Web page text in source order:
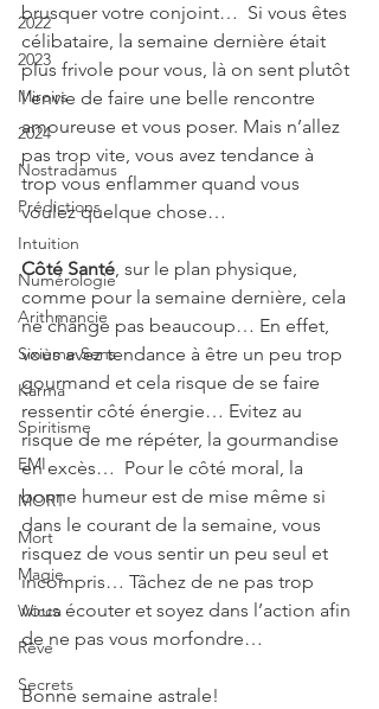
2022
2023
Miroirs
2024
Nostradamus
Prédictions
Intuition
Numérologie
Arithmancie
Sixième Sens
Karma
Spiritisme
EMI
MORT
Mort
Magie
Wicca
Rêve
Secrets
brusquer votre conjoint…  Si vous êtes
célibataire, la semaine dernière était
plus frivole pour vous, là on sent plutôt
l’envie de faire une belle rencontre
amoureuse et vous poser. Mais n’allez
pas trop vite, vous avez tendance à
trop vous enflammer quand vous
voulez quelque chose…
Côté Santé, sur le plan physique,
comme pour la semaine dernière, cela
ne change pas beaucoup… En effet,
vous avez tendance à être un peu trop
gourmand et cela risque de se faire
ressentir côté énergie… Evitez au
risque de me répéter, la gourmandise
en excès…  Pour le côté moral, la
bonne humeur est de mise même si
dans le courant de la semaine, vous
risquez de vous sentir un peu seul et
incompris… Tâchez de ne pas trop
vous écouter et soyez dans l’action afin
de ne pas vous morfondre…
Bonne semaine astrale!